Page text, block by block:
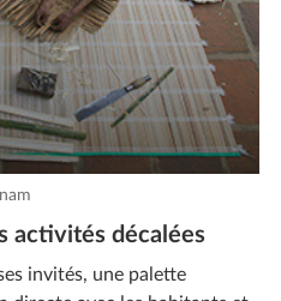
activités décalées
invités, une palette